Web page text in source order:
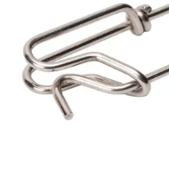
Чехлы для ружей
Линесбрасыватели